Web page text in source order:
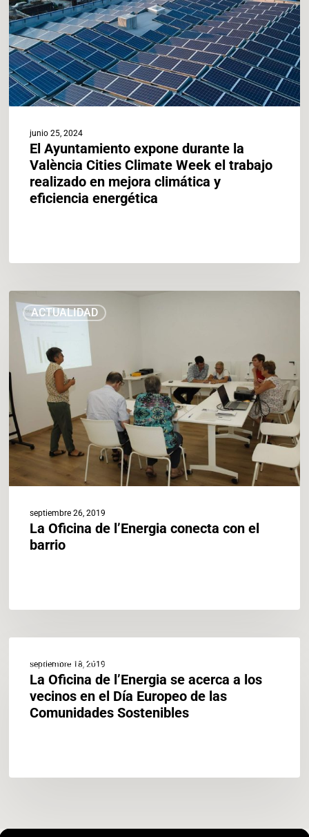
Cities
Climate
Week
el
trabajo
realizado
en
climática
eficiencia
energética
junio 25, 2024
El Ayuntamiento expone durante la
València Cities Climate Week el trabajo
realizado en mejora climática y
eficiencia energética
ACTUALIDAD
Oficina
l’Energia
conecta
con
el
barrio
septiembre 26, 2019
La Oficina de l’Energia conecta con el
barrio
ACTUALIDAD
Oficina
l’Energia
septiembre 18, 2019
La Oficina de l’Energia se acerca a los
vecinos en el Día Europeo de las
Comunidades Sostenibles